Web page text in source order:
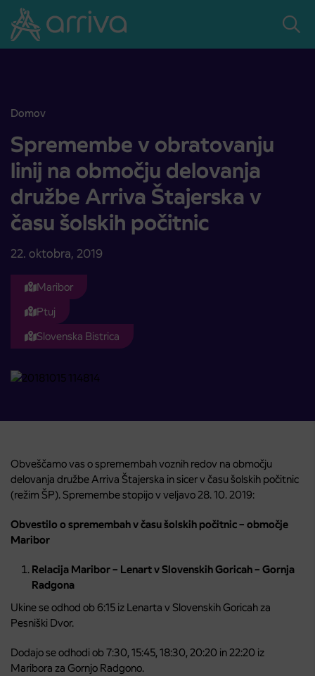
Skoči na vsebino
Domov
Spremembe v obratovanju linij na območju delovanja družbe
Spremembe v obratovanju
linij na območju delovanja
družbe Arriva Štajerska v
času šolskih počitnic
22. oktobra, 2019
Maribor
Ptuj
Slovenska Bistrica
Obveščamo vas o spremembah voznih redov na območju
delovanja družbe Arriva Štajerska in sicer v času šolskih počitnic
(režim ŠP). Spremembe stopijo v veljavo 28. 10. 2019:
Obvestilo o spremembah v času šolskih počitnic – območje
Maribor
Relacija Maribor – Lenart v Slovenskih Goricah – Gornja
Radgona
Ukine se odhod ob 6:15 iz Lenarta v Slovenskih Goricah za
Pesniški Dvor.
Dodajo se odhodi ob 7:30, 15:45, 18:30, 20:20 in 22:20 iz
Maribora za Gornjo Radgono.